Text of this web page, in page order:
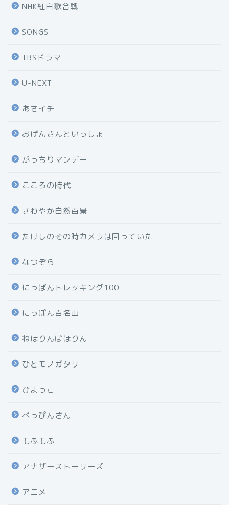
NHK紅白歌合戦
SONGS
TBSドラマ
U-NEXT
あさイチ
おげんさんといっしょ
がっちりマンデー
こころの時代
さわやか自然百景
たけしのその時カメラは回っていた
なつぞら
にっぽんトレッキング100
にっぽん百名山
ねほりんぱほりん
ひとモノガタリ
ひよっこ
べっぴんさん
もふもふ
アナザーストーリーズ
アニメ